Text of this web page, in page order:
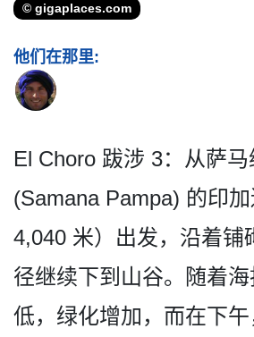
© gigaplaces.com
他们在那里:
El Choro 跋涉 3：从萨马
(Samana Pampa) 的印
4,040 米）出发，沿着铺
径继续下到山谷。随着
低，绿化增加，­而在下